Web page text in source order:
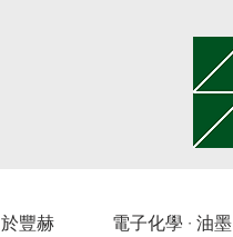
豐赫 電子化學 · 油墨